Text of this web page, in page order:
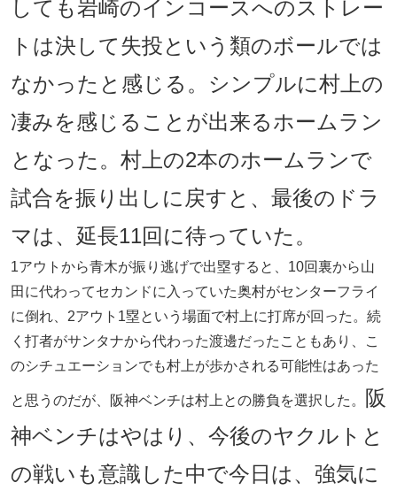
しても岩崎のインコースへのストレー
トは決して失投という類のボールでは
なかったと感じる。シンプルに村上の
凄みを感じることが出来るホームラン
となった。村上の2本のホームランで
試合を振り出しに戻すと、最後のドラ
マは、延長11回に待っていた。
1アウトから青木が振り逃げで出塁すると、10回裏から山
田に代わってセカンドに入っていた奥村がセンターフライ
に倒れ、2アウト1塁という場面で村上に打席が回った。続
く打者がサンタナから代わった渡邊だったこともあり、こ
のシチュエーションでも村上が歩かされる可能性はあった
と思うのだが、阪神ベンチは村上との勝負を選択した。 阪
神ベンチはやはり、今後のヤクルトと
の戦いも意識した中で今日は、強気に